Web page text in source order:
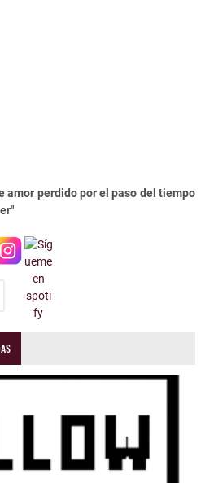
amor perdido por el paso del tiempo